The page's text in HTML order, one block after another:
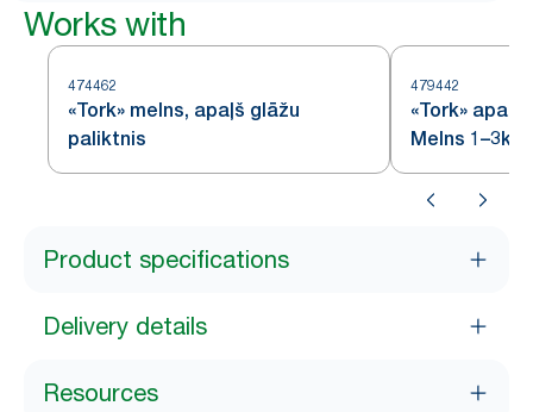
Works with
474462
«Tork» melns, apaļš glāžu
paliktnis
479442
«Tork»
Melns 1–3k
Product specifications
Delivery details
Resources